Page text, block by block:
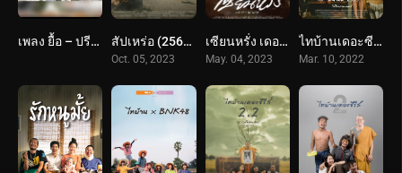
เพลง ยื้อ – ปรีชา ปัดภัย : เซิ้ง Music Ost. สัปเหร่อ Story จักรวาลไทบ้าน สัปเหร่อ (2566) The Undertaker
Oct. 05, 2023
เซียนหรั่ง เดอะมูฟวี่ (2566) Best Friends Forever
May. 04, 2023
ไทบ้านเดอะซีรีส์ หมอปลาวาฬ (2065) Thi Baan The Series: Moh Pla Wan
Mar. 10, 2022